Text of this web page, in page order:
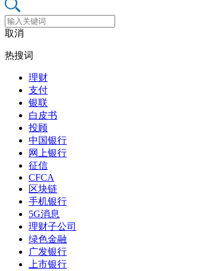
取消
热搜词
理财
支付
银联
白皮书
投顾
中国银行
网上银行
征信
CFCA
区块链
手机银行
5G消息
理财子公司
绿色金融
广发银行
上市银行